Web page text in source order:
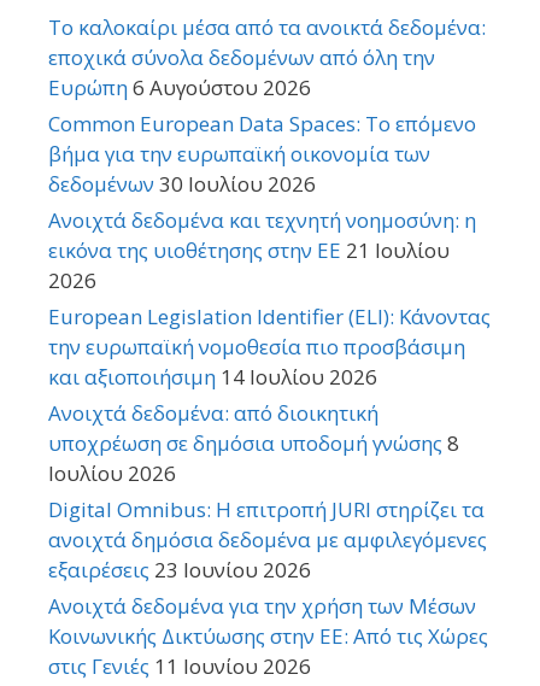
Το καλοκαίρι μέσα από τα ανοικτά δεδομένα:
εποχικά σύνολα δεδομένων από όλη την
Ευρώπη6 Αυγούστου 2026
Common European Data Spaces: Το επόμενο
βήμα για την ευρωπαϊκή οικονομία των
δεδομένων 30 Ιουλίου 2026
Ανοιχτά δεδομένα και τεχνητή νοημοσύνη: η
εικόνα της υιοθέτησης στην ΕΕ 21 Ιουλίου
2026
European Legislation Identifier (ELI): Κάνοντας
την ευρωπαϊκή νομοθεσία πιο προσβάσιμη
και αξιοποιήσιμη 14 Ιουλίου 2026
Ανοιχτά δεδομένα: από διοικητική
υποχρέωση σε δημόσια υποδομή γνώσης 8
Ιουλίου 2026
Digital Omnibus: Η επιτροπή JURI στηρίζει τα
ανοιχτά δημόσια δεδομένα με αμφιλεγόμενες
εξαιρέσεις 23 Ιουνίου 2026
Ανοιχτά δεδομένα για την χρήση των Μέσων
Κοινωνικής Δικτύωσης στην ΕΕ: Από τις Χώρες
στις Γενιές 11 Ιουνίου 2026